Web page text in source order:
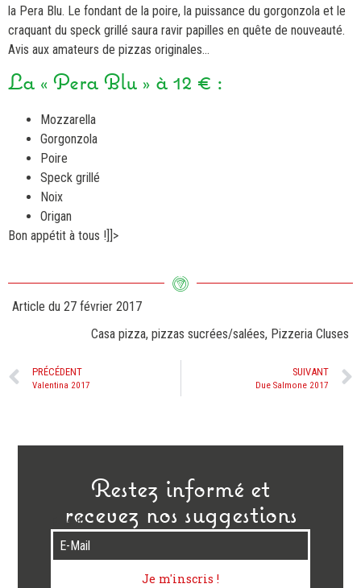
la Pera Blu. Le fondant de la poire, la puissance du gorgonzola et le
craquant du speck grillé saura ravir papilles en quête de nouveauté.
Avis aux amateurs de pizzas originales…
La « Pera Blu » à 12 € :
Mozzarella
Gorgonzola
Poire
Speck grillé
Noix
Origan
Bon appétit à tous !]]>
Article du 27 février 2017
Casa pizza, pizzas sucrées/salées, Pizzeria Cluses
PRÉCÉDENT
Valentina 2017
SUIVANT
Due Salmone 2017
Restez informé et
recevez nos suggestions
E-Mail
Je m'inscris !